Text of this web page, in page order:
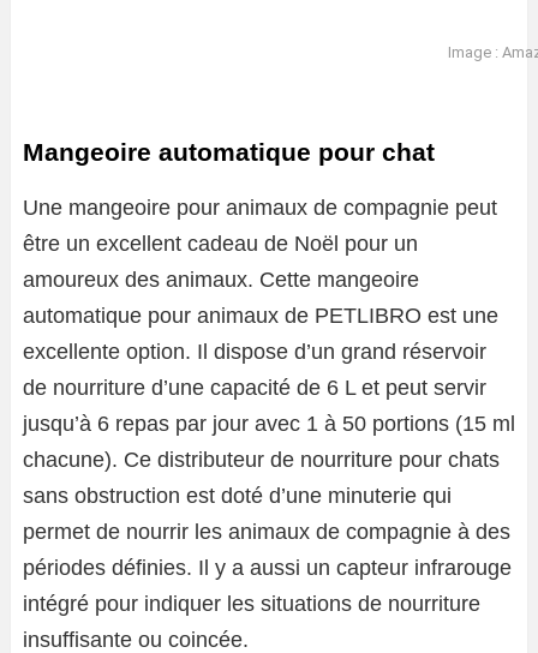
Image :
Mangeoire automatique pour chat
Une mangeoire pour animaux de compagnie peut
être un excellent cadeau de Noël pour un
amoureux des animaux. Cette mangeoire
automatique pour animaux de PETLIBRO est une
excellente option. Il dispose d’un grand réservoir
de nourriture d’une capacité de 6 L et peut servir
jusqu’à 6 repas par jour avec 1 à 50 portions (15 ml
chacune). Ce distributeur de nourriture pour chats
sans obstruction est doté d’une minuterie qui
permet de nourrir les animaux de compagnie à des
périodes définies. Il y a aussi un capteur infrarouge
intégré pour indiquer les situations de nourriture
insuffisante ou coincée.